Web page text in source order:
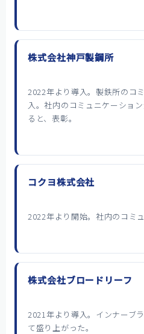
株式会社神戸製鋼所
2022年より導入。製鉄所のコ
入。社内のコミュニケーショ
ると、表彰。
コクヨ株式会社
2022年より開始。社内のコミ
株式会社ブロードリーフ
2021年より導入。インナーブ
て盛り上がった。